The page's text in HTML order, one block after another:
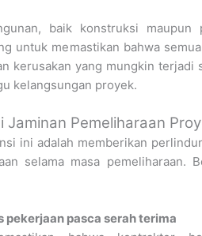
baik konstruksi maupun
untuk memastikan bahwa
kerusakan yang mungkin
kelangsungan proyek.
Jaminan Pemeliharaan
ini adalah memberikan
selama masa pemeliharaan.
pekerjaan pasca serah terima